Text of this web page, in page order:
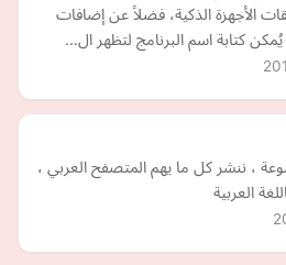
الأجهزة الذكية، فضلاً عن إضافات
كتابة اسم البرنامج لتظهر ال…
، ننشر كل ما يهم المتصفح العربي ،
العربية